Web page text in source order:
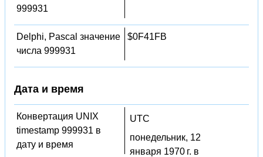
999931
Delphi, Pascal значение
числа 999931
$0F41FB
Дата и время
Конвертация UNIX
timestamp 999931 в
дату и время
UTC
понедельник, 12
января 1970 г. в